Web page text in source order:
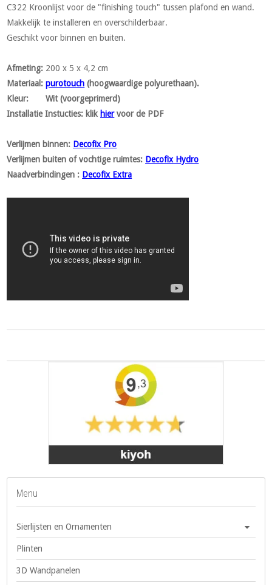
C322 Kroonlijst voor de "finishing touch" tussen plafond en wand.
Makkelijk te installeren en overschilderbaar.
Geschikt voor binnen en buiten.
Afmeting: 200 x 5 x 4,2 cm
Materiaal :purotouch (hoogwaardige polyurethaan).
Kleur: Wit (voorgeprimerd)
Installatie Instucties: klik hiervoor de PDF
Verlijmen binnen: Decofix Pro
Verlijmen buiten of vochtige ruimtes: Decofix Hydro
Naadverbindingen : Decofix Extra
Menu
Sierlijsten en Ornamenten
Plinten
3D Wandpanelen